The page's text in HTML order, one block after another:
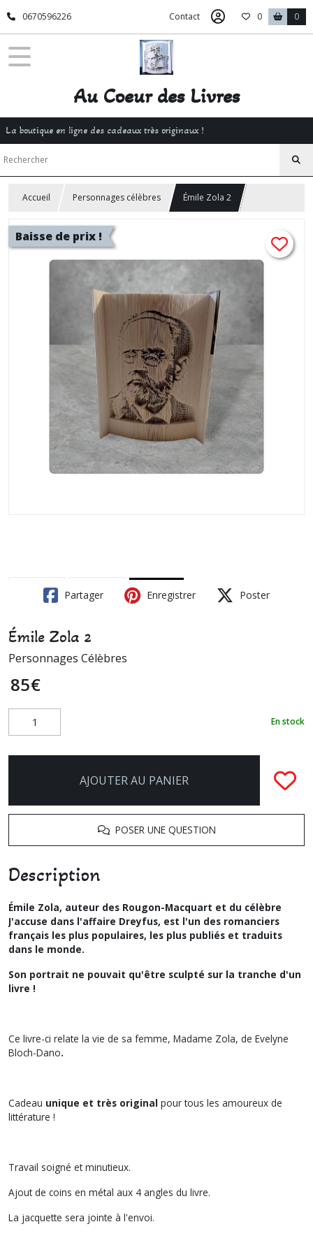
0670596226 Contact 0 0
Au Coeur des Livres
La boutique en ligne des cadeaux très originaux !
Accueil Personnages célèbres Émile Zola 2
Baisse de prix !
Partager Enregistrer Poster
Émile Zola 2
Personnages Célèbres
85€
En stock
AJOUTER AU PANIER
POSER UNE QUESTION
Description
Émile Zola, auteur des Rougon-Macquart et du célèbre
J'accuse dans l'affaire Dreyfus, est l'un des romanciers
français les plus populaires, les plus publiés et traduits
dans le monde.
Son portrait ne pouvait qu'être sculpté sur la tranche d'un
livre !
Ce livre-ci relate la vie de sa femme, Madame Zola, de Evelyne
Bloch-Dano.
Cadeau unique et très original pour tous les amoureux de
littérature !
Travail soigné et minutieux.
Ajout de coins en métal aux 4 angles du livre.
La jacquette sera jointe à l'envoi.